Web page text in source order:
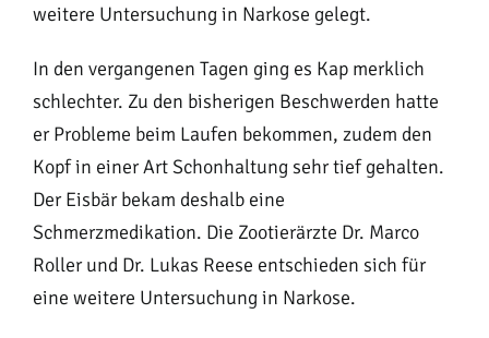
weitere Untersuchung in Narkose gelegt.
In den vergangenen Tagen ging es Kap merklich
schlechter. Zu den bisherigen Beschwerden hatte
er Probleme beim Laufen bekommen, zudem den
Kopf in einer Art Schonhaltung sehr tief gehalten.
Der Eisbär bekam deshalb eine
Schmerzmedikation. Die Zootierärzte Dr. Marco
Roller und Dr. Lukas Reese entschieden sich für
eine weitere Untersuchung in Narkose.